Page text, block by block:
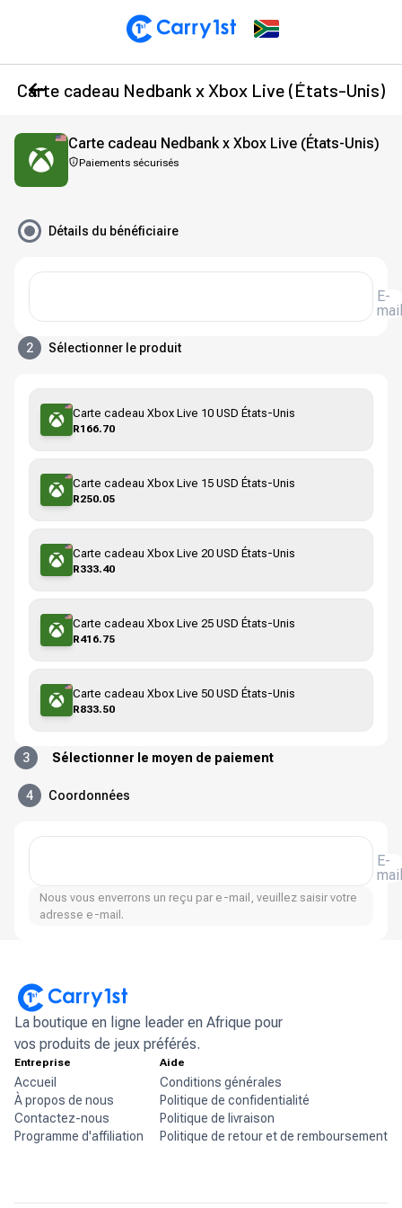
Carte cadeau Nedbank x Xbox Live (États-Unis)
Carte cadeau Nedbank x Xbox Live (États-Unis)
Paiements sécurisés
Détails du bénéficiaire
E-
mail
2 Sélectionner le produit
Carte cadeau Xbox Live 10 USD États-Unis
R166.70
Carte cadeau Xbox Live 15 USD États-Unis
R250.05
Carte cadeau Xbox Live 20 USD États-Unis
R333.40
Carte cadeau Xbox Live 25 USD États-Unis
R416.75
Carte cadeau Xbox Live 50 USD États-Unis
R833.50
3 Sélectionner le moyen de paiement
4 Coordonnées
E-
mail
Nous vous enverrons un reçu par e-mail, veuillez saisir votre
adresse e-mail.
La boutique en ligne leader en Afrique pour
vos produits de jeux préférés.
Entreprise
Accueil
À propos de nous
Contactez-nous
Programme d'affiliation
Aide
Conditions générales
Politique de confidentialité
Politique de livraison
Politique de retour et de remboursement